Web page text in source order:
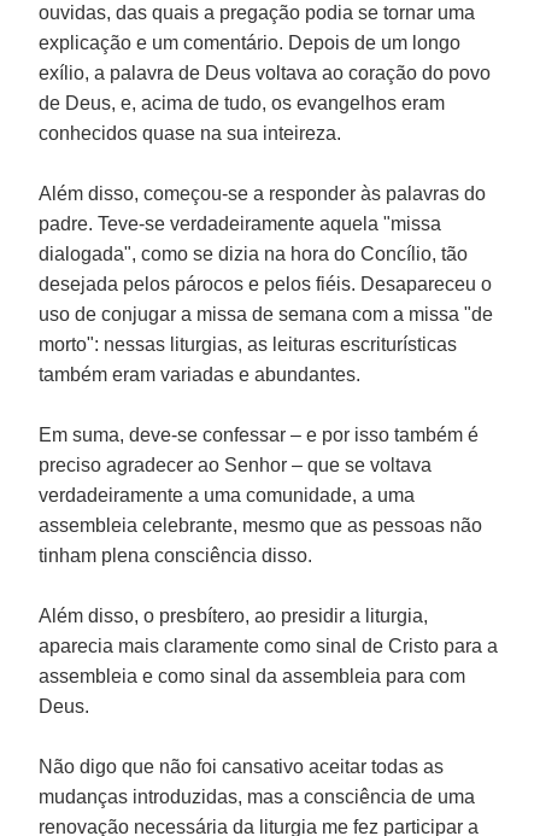
ouvidas, das quais a pregação podia se tornar uma
explicação e um comentário. Depois de um longo
exílio, a palavra de Deus voltava ao coração do povo
de Deus, e, acima de tudo, os evangelhos eram
conhecidos quase na sua inteireza.
Além disso, começou-se a responder às palavras do
padre. Teve-se verdadeiramente aquela "missa
dialogada", como se dizia na hora do Concílio, tão
desejada pelos párocos e pelos fiéis. Desapareceu o
uso de conjugar a missa de semana com a missa "de
morto": nessas liturgias, as leituras escriturísticas
também eram variadas e abundantes.
Em suma, deve-se confessar – e por isso também é
preciso agradecer ao Senhor – que se voltava
verdadeiramente a uma comunidade, a uma
assembleia celebrante, mesmo que as pessoas não
tinham plena consciência disso.
Além disso, o presbítero, ao presidir a liturgia,
aparecia mais claramente como sinal de Cristo para a
assembleia e como sinal da assembleia para com
Deus.
Não digo que não foi cansativo aceitar todas as
mudanças introduzidas, mas a consciência de uma
renovação necessária da liturgia me fez participar a